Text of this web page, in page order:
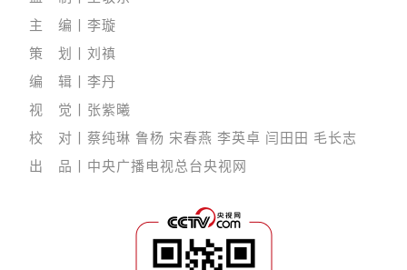
主 编丨李璇
策 划丨刘禛
编 辑丨李丹
视 觉丨张紫曦
校 对丨蔡纯琳 鲁杨 宋春燕 李英卓 闫田田 毛长志
出 品丨中央广播电视总台央视网